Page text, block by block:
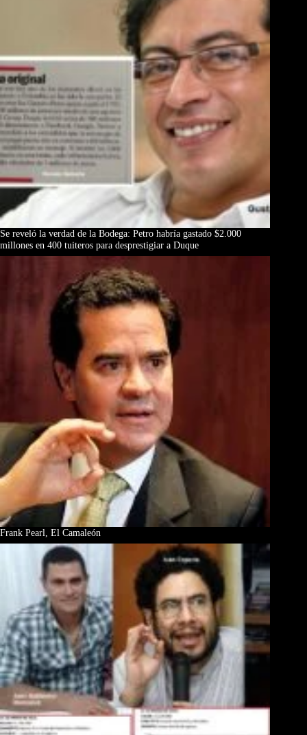
Se reveló la verdad de la Bodega: Petro habría gastado $2.000
millones en 400 tuiteros para desprestigiar a Duque
Frank Pearl, El Camaleón